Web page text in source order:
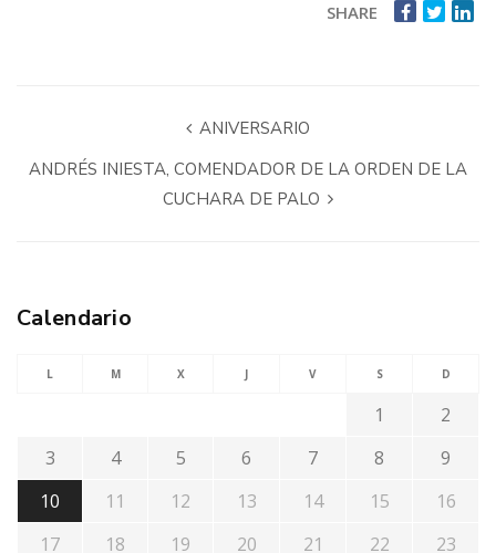
SHARE
ANIVERSARIO
ANDRÉS INIESTA, COMENDADOR DE LA ORDEN DE LA
CUCHARA DE PALO
Calendario
L M X J V S D
1
2
3
4 5 6 7 8
9
10
11 12 13 14 15
16
17
18 19 20 21 22
23